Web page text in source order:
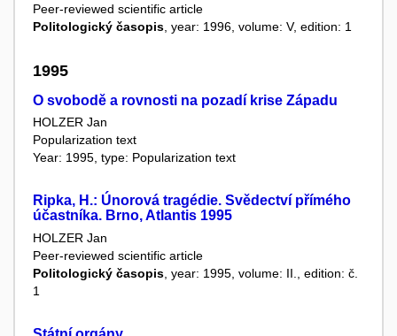
Peer-reviewed scientific article
Politologický časopis , year: 1996, volume: V, edition: 1
1995
O svobodě a rovnosti na pozadí krise Západu
HOLZER Jan
Popularization text
Year: 1995, type: Popularization text
Ripka, H.: Únorová tragédie. Svědectví přímého
účastníka. Brno, Atlantis 1995
HOLZER Jan
Peer-reviewed scientific article
Politologický časopis , year: 1995, volume: II., edition: č.
1